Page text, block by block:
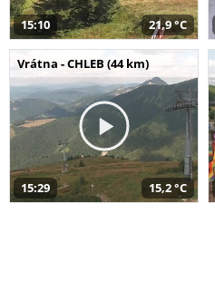
15:10 21,9 °C
Vrátna - CHLEB (44 km)
15:29 15,2 °C